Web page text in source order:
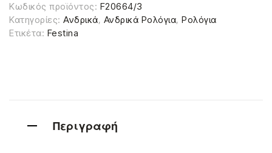
Κωδικός προϊόντος: F20664/3
Κατηγορίες: Ανδρικά, Ανδρικά Ρολόγια, Ρολόγια
Ετικέτα: Festina
Περιγραφή